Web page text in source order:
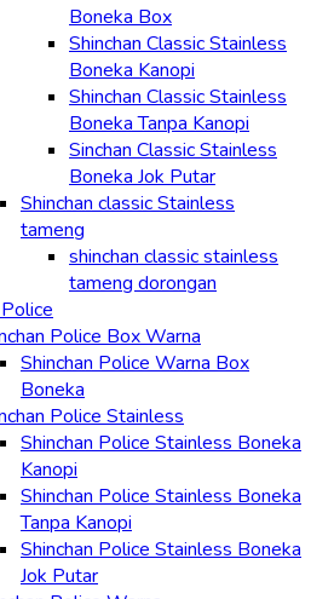
Boneka Box
Shinchan Classic Stainless
Boneka Kanopi
Shinchan Classic Stainless
Boneka Tanpa Kanopi
Sinchan Classic Stainless
Boneka Jok Putar
Shinchan classic Stainless
tameng
shinchan classic stainless
tameng dorongan
Police Box Warna
Shinchan Police Warna Box
Boneka
Police Stainless
Shinchan Police Stainless Boneka
Kanopi
Shinchan Police Stainless Boneka
Tanpa Kanopi
Shinchan Police Stainless Boneka
Jok Putar